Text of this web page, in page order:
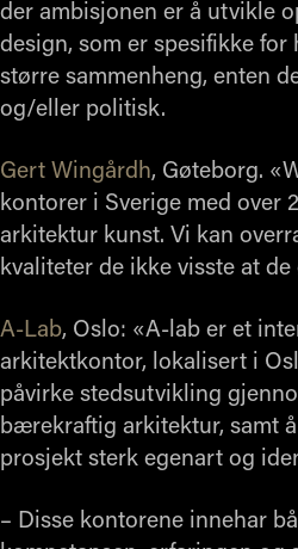
der ambisjonen er å utvikle
design, som er spesifikke for
større sammenheng, enten
og/eller politisk.
Gert Wingårdh, Gøteborg.
kontorer i Sverige med over
arkitektur kunst. Vi kan
kvaliteter de ikke visste at de
A-Lab, Oslo: «A-lab er et
arkitektkontor, lokalisert i
påvirke stedsutvikling
bærekraftig arkitektur, samt
prosjekt sterk egenart og
– Disse kontorene innehar